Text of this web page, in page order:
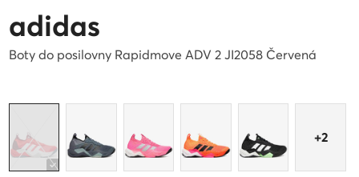
adidas
Boty do posilovny Rapidmove ADV 2 JI2058 Červená
+2